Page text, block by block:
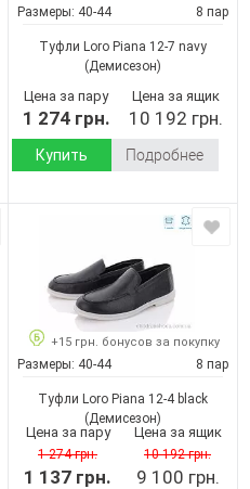
Размеры: 40-44 8 пар
Туфли Loro Piana 12-7 navy
(Демисезон)
Цена за пару
1 274 грн.
Цена за ящик
10 192 грн.
Купить Подробнее
+15 грн. бонусов за покупку
Размеры: 40-44 8 пар
Туфли Loro Piana 12-4 black
(Демисезон)
Цена за пару
1 274 грн.
1 137 грн.
Цена за ящик
10 192 грн.
9 100 грн.